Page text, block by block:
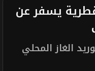
يسفر عن
الغاز المحلي